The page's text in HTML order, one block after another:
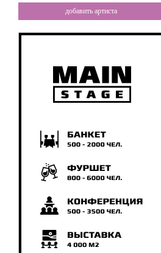
добавить артиста